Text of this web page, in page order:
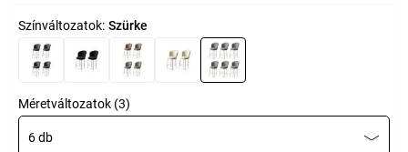
Színváltozatok: Szürke
Méretváltozatok (3)
6 db